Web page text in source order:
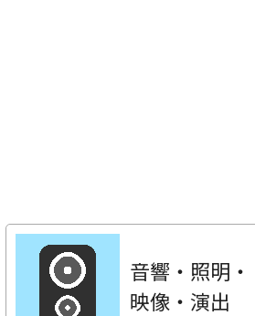
音響・照明・
映像・演出